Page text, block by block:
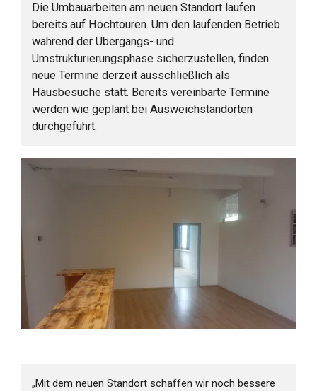
Die Umbauarbeiten am neuen Standort laufen
bereits auf Hochtouren. Um den laufenden Betrieb
während der Übergangs- und
Umstrukturierungsphase sicherzustellen, finden
neue Termine derzeit ausschließlich als
Hausbesuche statt. Bereits vereinbarte Termine
werden wie geplant bei Ausweichstandorten
durchgeführt.
„Mit dem neuen Standort schaffen wir noch bessere